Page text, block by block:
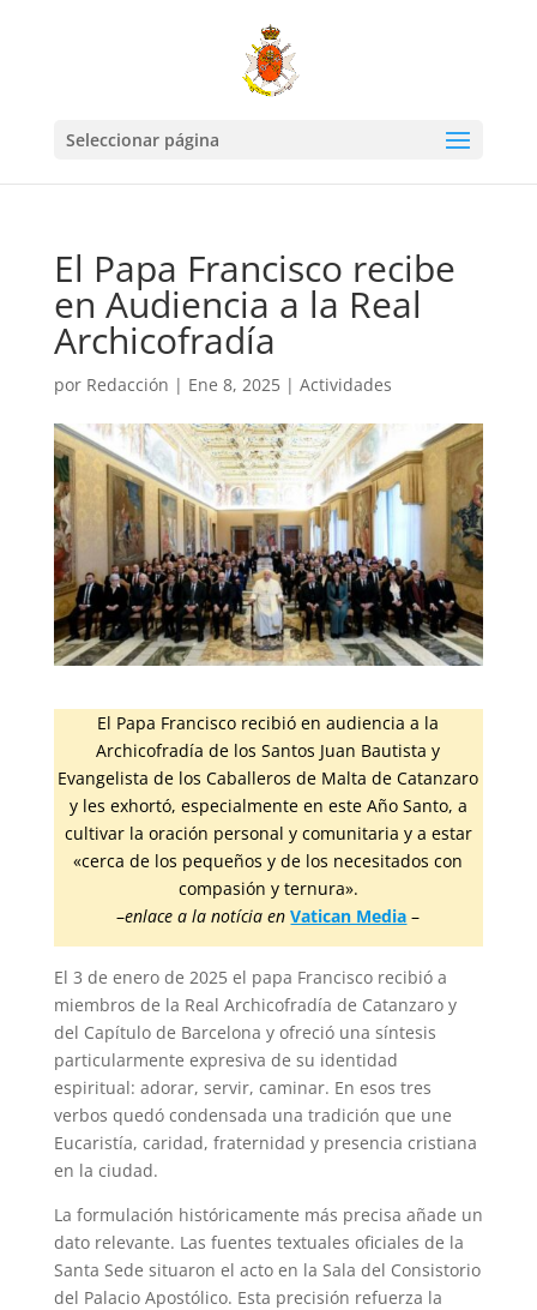
Seleccionar página
El Papa Francisco recibe
en Audiencia a la Real
Archicofradía
por Redacción | Ene 8, 2025| Actividades
El Papa Francisco recibió en audiencia a la
Archicofradía de los Santos Juan Bautista y
Evangelista de los Caballeros de Malta de Catanzaro
y les exhortó, especialmente en este Año Santo, a
cultivar la oración personal y comunitaria y a estar
«cerca de los pequeños y de los necesitados con
compasión y ternura».
–enlace a la notícia enVatican Media –
El 3 de enero de 2025 el papa Francisco recibió a
miembros de la Real Archicofradía de Catanzaro y
del Capítulo de Barcelona y ofreció una síntesis
particularmente expresiva de su identidad
espiritual: adorar, servir, caminar. En esos tres
verbos quedó condensada una tradición que une
Eucaristía, caridad, fraternidad y presencia cristiana
en la ciudad.
La formulación históricamente más precisa añade un
dato relevante. Las fuentes textuales oficiales de la
Santa Sede situaron el acto en la Sala del Consistorio
del Palacio Apostólico. Esta precisión refuerza la